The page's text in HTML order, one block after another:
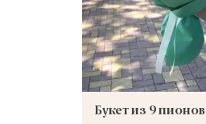
Букет из 9 пионов